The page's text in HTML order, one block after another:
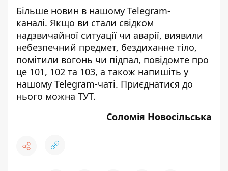
Більше новин в нашому Telegram-
каналі. Якщо ви стали свідком
надзвичайної ситуації чи аварії, виявили
небезпечний предмет, бездиханне тіло,
помітили вогонь чи підпал, повідомте про
це 101, 102 та 103, а також напишіть у
нашому Telegram-чаті. Приєднатися до
нього можна ТУТ.
Соломія Новосільська